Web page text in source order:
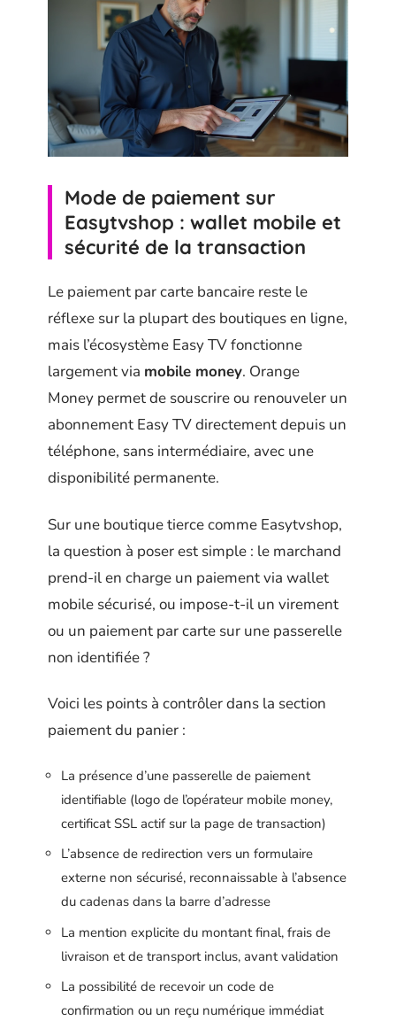
Mode de paiement sur
Easytvshop : wallet mobile et
sécurité de la transaction
Le paiement par carte bancaire reste le
réflexe sur la plupart des boutiques en ligne,
mais l’écosystème Easy TV fonctionne
largement via mobile money. Orange
Money permet de souscrire ou renouveler un
abonnement Easy TV directement depuis un
téléphone, sans intermédiaire, avec une
disponibilité permanente.
Sur une boutique tierce comme Easytvshop,
la question à poser est simple : le marchand
prend-il en charge un paiement via wallet
mobile sécurisé, ou impose-t-il un virement
ou un paiement par carte sur une passerelle
non identifiée ?
Voici les points à contrôler dans la section
paiement du panier :
La présence d’une passerelle de paiement
identifiable (logo de l’opérateur mobile money,
certificat SSL actif sur la page de transaction)
L’absence de redirection vers un formulaire
externe non sécurisé, reconnaissable à l’absence
du cadenas dans la barre d’adresse
La mention explicite du montant final, frais de
livraison et de transport inclus, avant validation
La possibilité de recevoir un code de
confirmation ou un reçu numérique immédiat